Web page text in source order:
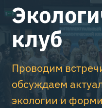
клуб
Проводим
обсуждаем
экологии и